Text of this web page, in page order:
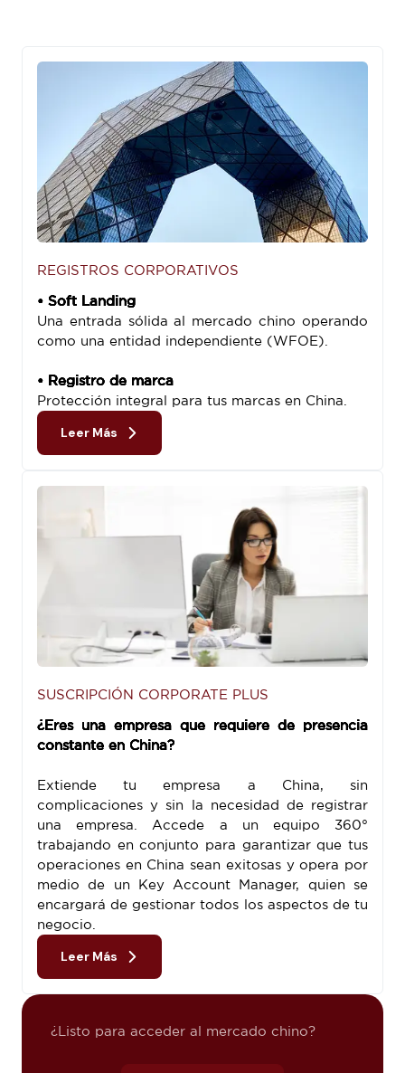
REGISTROS CORPORATIVOS
• Soft Landing
Una entrada sólida al mercado chino operando
como una entidad independiente (WFOE).
• Registro de marca
Protección integral para tus marcas en China.
Leer Más
SUSCRIPCIÓN CORPORATE PLUS
¿Eres una empresa que requiere de presencia
constante en China?
Extiende tu empresa a China, sin
complicaciones y sin la necesidad de registrar
una empresa. Accede a un equipo 360°
trabajando en conjunto para garantizar que tus
operaciones en China sean exitosas y opera por
medio de un Key Account Manager, quien se
encargará de gestionar todos los aspectos de tu
negocio.
Leer Más
¿Listo para acceder al mercado chino?